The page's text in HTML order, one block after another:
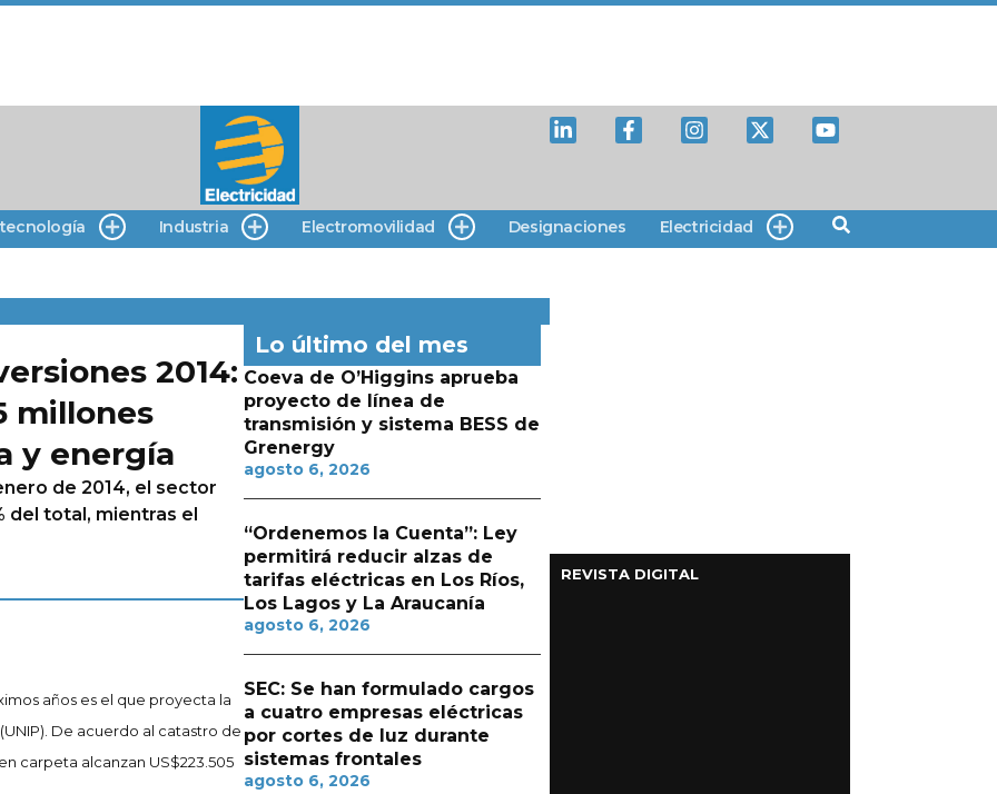
Industria Electromovilidad Designaciones Electricidad
2014:
millones
y energía
de 2014, el sector
del total, mientras el
años es el que proyecta la
De acuerdo al catastro de
carpeta alcanzan US$223.505
Lo último del mes
Coeva de O’Higgins aprueba
proyecto de línea de
transmisión y sistema BESS de
Grenergy
agosto 6, 2026
“Ordenemos la Cuenta”: Ley
permitirá reducir alzas de
tarifas eléctricas en Los Ríos,
Los Lagos y La Araucanía
agosto 6, 2026
SEC: Se han formulado cargos
a cuatro empresas eléctricas
por cortes de luz durante
sistemas frontales
agosto 6, 2026
REVISTA DIGITAL